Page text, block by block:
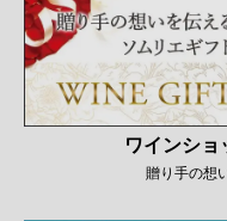
ワインショ
贈り手の想